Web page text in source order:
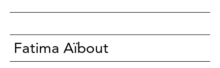
Fatima Aïbout